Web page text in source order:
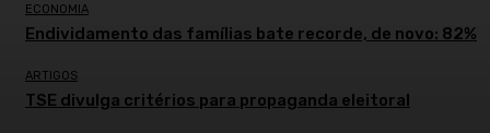
ECONOMIA
Endividamento das famílias bate recorde, de novo: 82%
ARTIGOS
TSE divulga critérios para propaganda eleitoral